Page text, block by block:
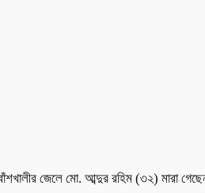
জেলে মো. আব্দুর রহিম (৩২) মারা